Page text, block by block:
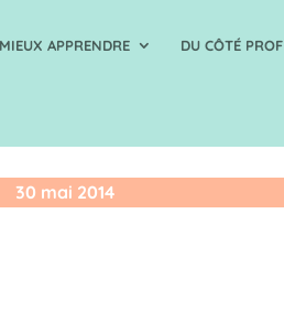
MIEUX APPRENDRE DU CÔTÉ PROF
30 mai 2014